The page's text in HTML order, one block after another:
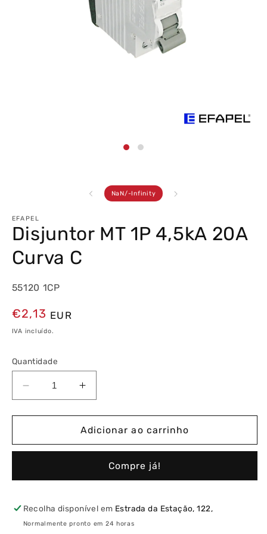
NaN/ de
-Infinity
EFAPEL
Disjuntor MT 1P 4,5kA 20A
Curva C
55120 1CP
Preço
normal
€2,13 EUR
IVA incluído.
Quantidade
Diminuir
a
quantidade
Disjuntor
4,5kA
Curva
C
Aumentar
a
quantidade
de
Disjuntor
4,5kA
Curva
C
Adicionar ao carrinho
Compre já!
Recolha disponível em Estrada da Estação, 122,
Normalmente pronto em 24 horas